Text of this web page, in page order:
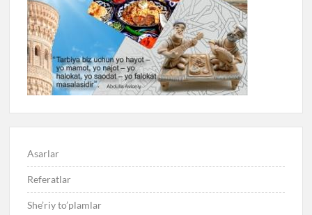
Asarlar
Referatlar
She’riy to’plamlar